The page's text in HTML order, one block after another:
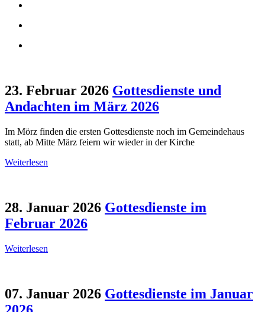
23. Februar 2026 Gottesdienste und
Andachten im März 2026
Im Mörz finden die ersten Gottesdienste noch im Gemeindehaus
statt, ab Mitte März feiern wir wieder in der Kirche
Weiterlesen
28. Januar 2026 Gottesdienste im
Februar 2026
Weiterlesen
07. Januar 2026 Gottesdienste im Januar